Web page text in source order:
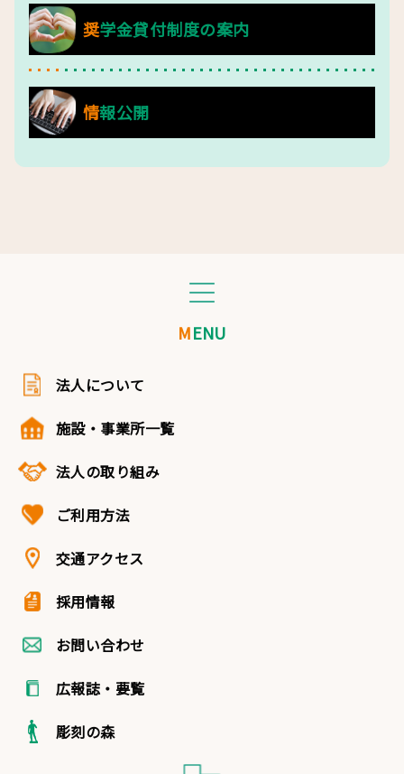
奨学金貸付制度の案内
情報公開
MENU
法人について
施設・事業所一覧
法人の取り組み
ご利用方法
交通アクセス
採用情報
お問い合わせ
広報誌・要覧
彫刻の森